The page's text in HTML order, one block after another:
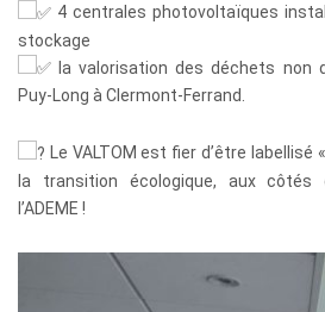
4 centrales photovoltaïques
stockage
la valorisation des déchets non
Puy-Long à Clermont-Ferrand.
Le VALTOM est fier d’être labellisé «
la transition écologique, aux côtés
l’ADEME !